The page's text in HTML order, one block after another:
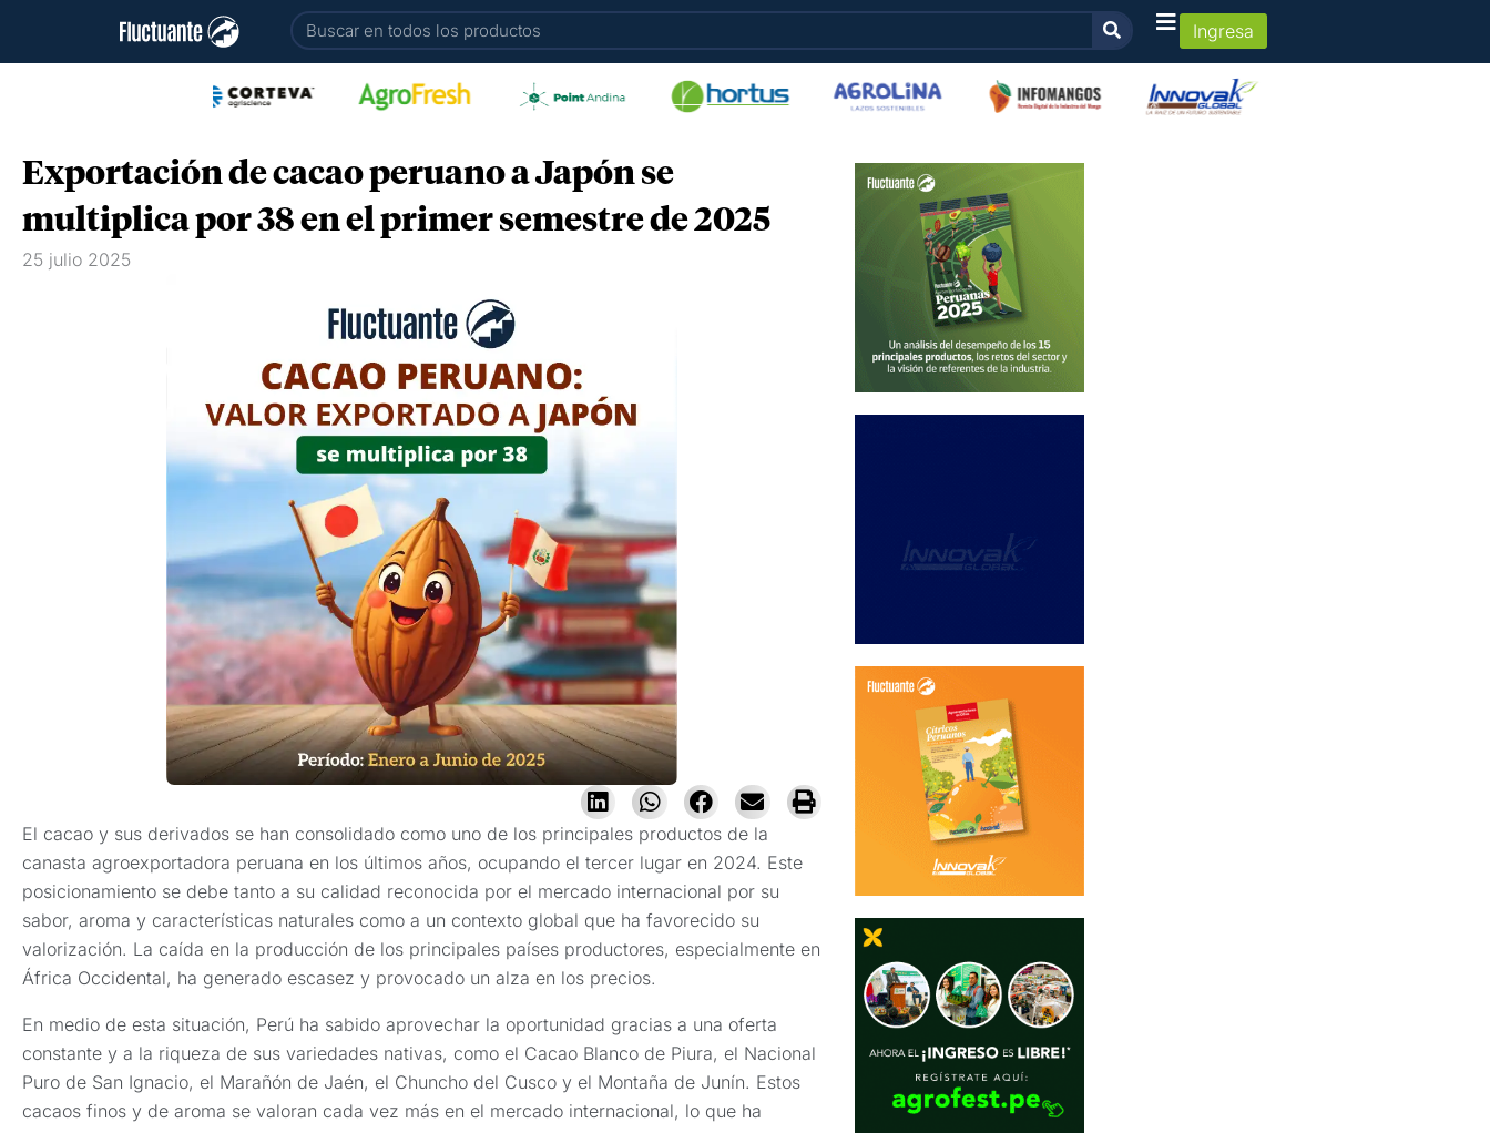
Buscar Ingresa
Exportación de cacao peruano a Japón se
multiplica por 38 en el primer semestre de 2025
25 julio 2025
El cacao y sus derivados se han consolidado como uno de los principales productos de la
canasta agroexportadora peruana en los últimos años, ocupando el tercer lugar en 2024. Este
posicionamiento se debe tanto a su calidad reconocida por el mercado internacional por su
sabor, aroma y características naturales como a un contexto global que ha favorecido su
valorización. La caída en la producción de los principales países productores, especialmente en
África Occidental, ha generado escasez y provocado un alza en los precios.
En medio de esta situación, Perú ha sabido aprovechar la oportunidad gracias a una oferta
constante y a la riqueza de sus variedades nativas, como el Cacao Blanco de Piura, el Nacional
Puro de San Ignacio, el Marañón de Jaén, el Chuncho del Cusco y el Montaña de Junín. Estos
cacaos finos y de aroma se valoran cada vez más en el mercado internacional, lo que ha